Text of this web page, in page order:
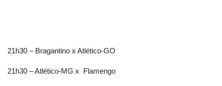
21h30 – Bragantino x Atlético-GO
21h30 – Atlético-MG x Flamengo